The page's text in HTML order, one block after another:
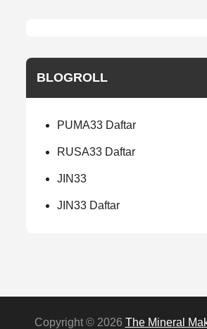
BLOGROLL
PUMA33 Daftar
RUSA33 Daftar
JIN33
JIN33 Daftar
Copyright © 2026 The Mineral